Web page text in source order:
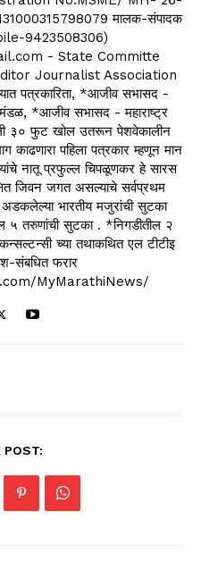
मालक-संपादक
9423508306)
- State Committe
Journalist Association
पत्रकारिता, *आजीव सभासद -
*आजीव सभासद - महाराष्ट्र
३० फुट खोल उतरून पेशवेकालीन
काढणारा पहिला पत्रकार म्हणून मान
यांचे नातू प्रफुल्ल चिपळूणकर हे सारस
जिवन जगत असल्याचे सर्वप्रथम
भारतीय मजुरांची सुटका
५ तरुणांची सुटका . *निगडीतील २
च्या तथाकथित एल टीटीइ
संबधित फरार
MyMarathiNews/
POST: